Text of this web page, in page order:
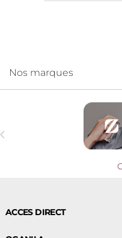
Nos marques
ACCES DIRECT